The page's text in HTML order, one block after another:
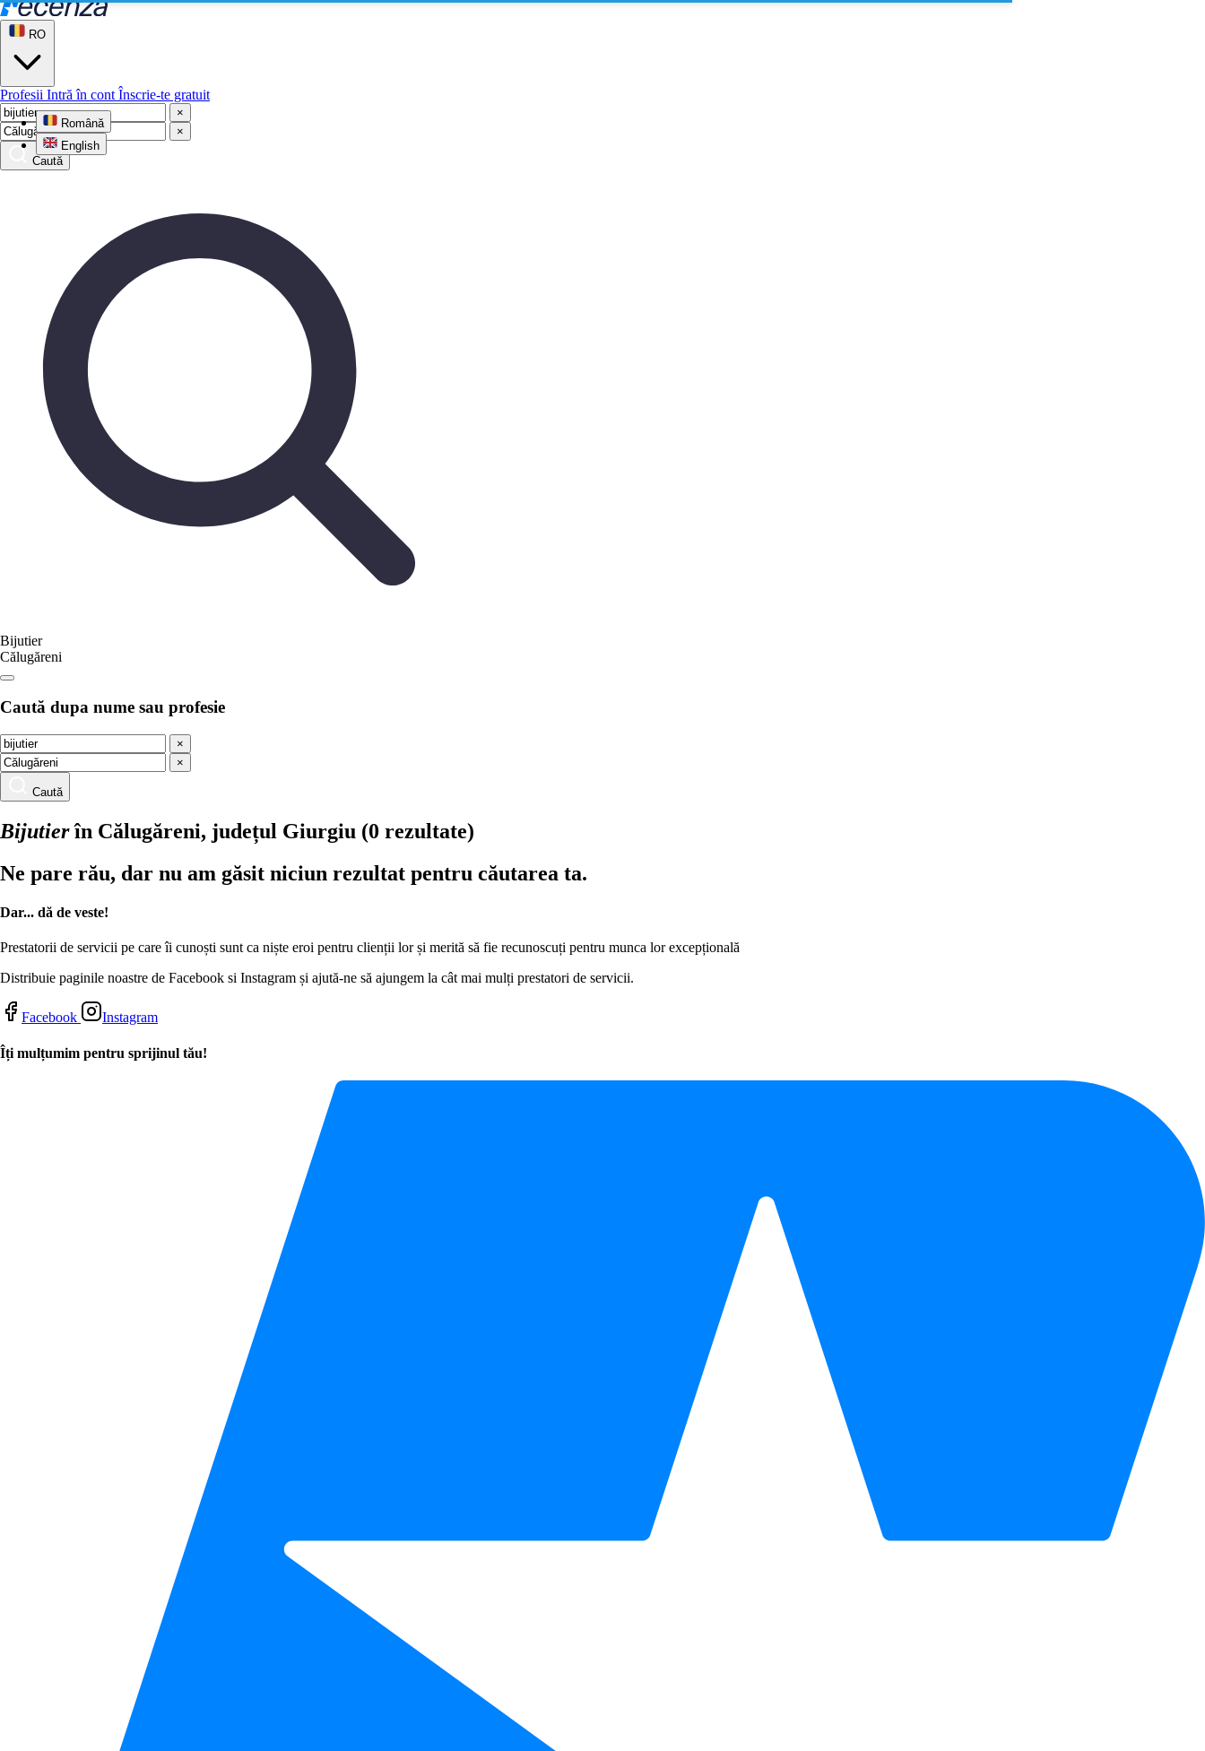
RO
Română
English
Profesii Intră în cont Înscrie-te gratuit
×
×
Caută
Bijutier
Călugăreni
Caută dupa nume sau profesie
×
×
Caută
Bijutierîn Călugăreni, județul Giurgiu (0 rezultate)
Ne pare rău, dar nu am găsit niciun rezultat pentru căutarea ta.
Dar... dă de veste!
Prestatorii de servicii pe care îi cunoști sunt ca niște eroi pentru clienții lor și merită să fie recunoscuți pentru munca lor excepțională
Distribuie paginile noastre de Facebook si Instagram și ajută-ne să ajungem la cât mai mulți prestatori de servicii.
Facebook Instagram
Îți mulțumim pentru sprijinul tău!